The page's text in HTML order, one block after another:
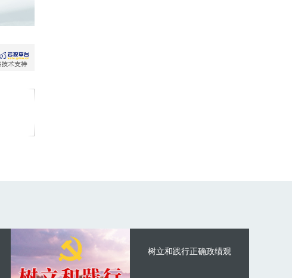
树立和践行正确政绩观